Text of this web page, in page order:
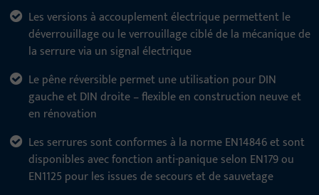
Les versions à accouplement électrique permettent le
déverrouillage ou le verrouillage ciblé de la mécanique de
la serrure via un signal électrique
Le pêne réversible permet une utilisation pour DIN
gauche et DIN droite – flexible en construction neuve et
en rénovation
Les serrures sont conformes à la norme EN14846 et sont
disponibles avec fonction anti-panique selon EN179 ou
EN1125 pour les issues de secours et de sauvetage